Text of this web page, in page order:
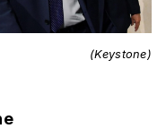
(Keystone)